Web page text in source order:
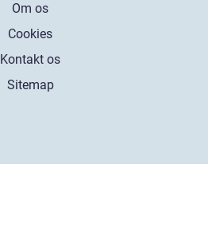
Om os
Cookies
Kontakt os
Sitemap